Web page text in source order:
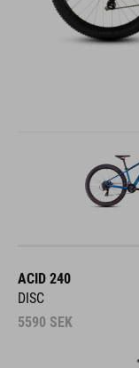
ACID 240
DISC
5590 SEK